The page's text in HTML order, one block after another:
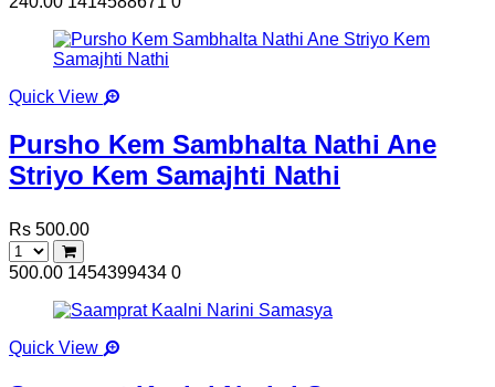
Quick View
Pursho Kem Sambhalta Nathi Ane
Striyo Kem Samajhti Nathi
Rs 500.00
500.00 1454399434 0
Quick View